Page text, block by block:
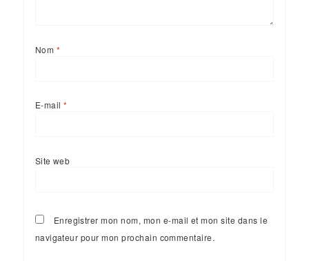
Nom *
E-mail *
Site web
Enregistrer mon nom, mon e-mail et mon site dans le
navigateur pour mon prochain commentaire.